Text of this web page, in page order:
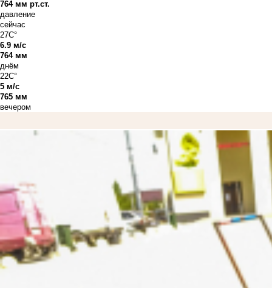
764 мм рт.ст.
давление
сейчас
27C°
6.9 м/с
764 мм
днём
22C°
5 м/с
765 мм
вечером